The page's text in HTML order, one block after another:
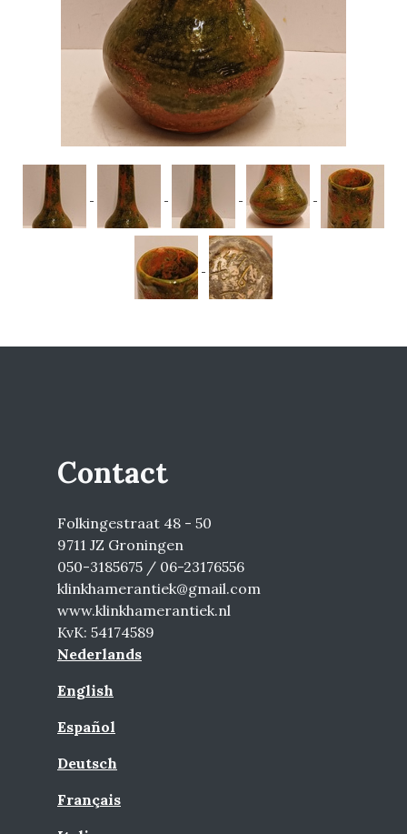
Contact
Folkingestraat 48 - 50
9711 JZ Groningen
050-3185675 / 06-23176556
klinkhamerantiek@gmail.com
www.klinkhamerantiek.nl
KvK: 54174589
Nederlands
English
Español
Deutsch
Français